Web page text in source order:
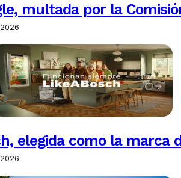
multada por la
elegida como la marca